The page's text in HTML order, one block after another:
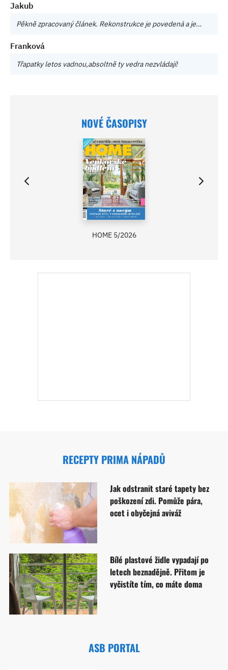
Jakub
Pěkně zpracovaný článek. Rekonstrukce je povedená a je…
Franková
Třapatky letos vadnou,absoltně ty vedra nezvládají!
NOVÉ ČASOPISY
ASB 06/2025
RECEPTY PRIMA NÁPADŮ
Jak odstranit staré tapety bez
poškození zdi. Pomůže pára,
ocet i obyčejná aviváž
Bílé plastové židle vypadají po
letech beznadějně. Přitom je
vyčistíte tím, co máte doma
ASB PORTAL